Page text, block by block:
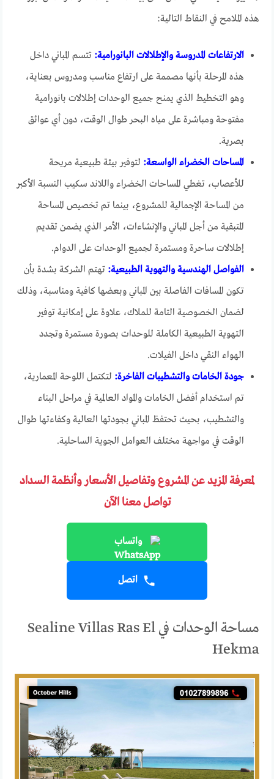
هذه الملامح في النقاط التالية:
الارتفاعات المدروسة والإطلالات البانورامية: تتسم المباني داخل
هذه المرحلة بأنها مصممة على ارتفاع مناسب ومدروس بعناية،
وهو التخطيط الذي يمنح جميع الوحدات إطلالات بانورامية
مفتوحة ومباشرة على مياه البحر طوال الوقت، دون أي عوائق
بصرية.
المساحات الخضراء الواسعة: لتوفير بيئة طبيعية مريحة
للأعصاب، تغطي المساحات الخضراء واللاند سكيب النسبة الأكبر
من المساحة الإجمالية للمشروع، بينما تم تخصيص المساحة
المتبقية من أجل المباني والإنشاءات، الأمر الذي يضمن تقديم
إطلالات ساحرة ومستمرة لجميع الوحدات على الدوام.
الفواصل الهندسية والتهوية الطبيعية: تهتم الشركة بشدة بأن
تكون المسافات الفاصلة بين المباني وبعضها كافية ومناسبة، وذلك
لضمان الخصوصية التامة للملاك، علاوة على إمكانية توفير
التهوية الطبيعية الكاملة للوحدات بصورة مستمرة وتجدد
الهواء النقي داخل الفيلات.
جودة الخامات والتشطيبات الفاخرة: لتكتمل اللوحة المعمارية،
تم استخدام أفضل الخامات والمواد العالمية في مراحل البناء
والتشطيب، بحيث تحتفظ المباني بجودتها العالية وكفاءتها طوال
الوقت في مواجهة مختلف العوامل الجوية الساحلية.
لمعرفة المزيد عن المشروع وتفاصيل الأسعار وأنظمة السداد
تواصل معنا الآن
واتساب
اتصل
مساحة الوحدات في Sealine Villas Ras El
Hekma